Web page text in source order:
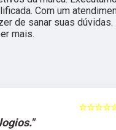
Com um
de sanar suas
mais.
5
☆☆☆☆☆